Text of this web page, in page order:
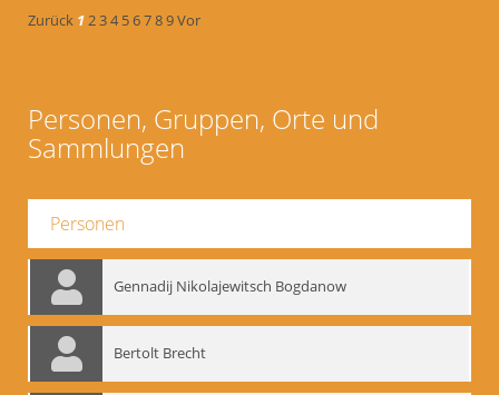
Zurück 1234 56789Vor
Personen, Gruppen, Orte und
Sammlungen
Personen
Gennadij Nikolajewitsch Bogdanow
Bertolt Brecht